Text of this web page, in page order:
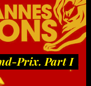
Prix. Part I